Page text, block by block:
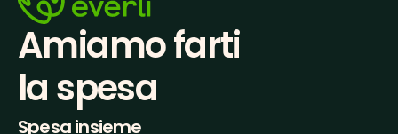
Amiamo farti
la spesa
Spesa insieme